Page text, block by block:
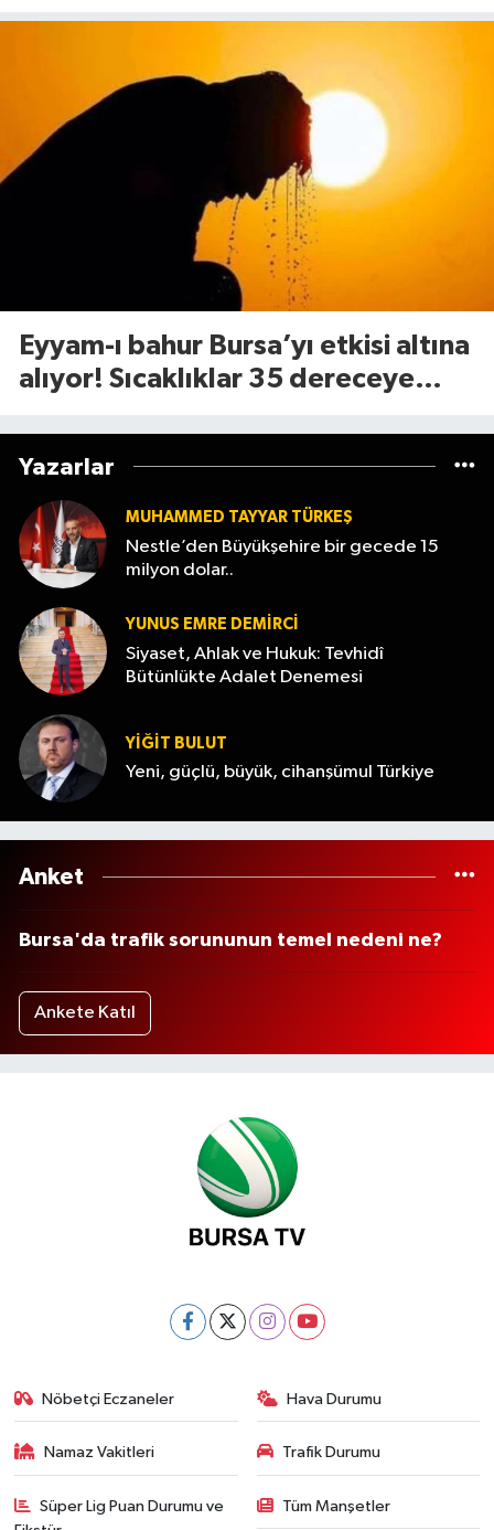
Eyyam-ı bahur Bursa’yı etkisi altına
alıyor! Sıcaklıklar 35 dereceye
Yazarlar
MUHAMMED TAYYAR TÜRKEŞ
Nestle’den Büyükşehire bir gecede 15
milyon dolar..
YUNUS EMRE DEMIRCI
Siyaset, Ahlak ve Hukuk: Tevhidî
Bütünlükte Adalet Denemesi
YİĞİT BULUT
Yeni, güçlü, büyük, cihanşümul Türkiye
Anket
Bursa'da trafik sorununun temel nedeni ne?
Ankete Katıl
Nöbetçi Eczaneler Hava Durumu
Namaz Vakitleri Trafik Durumu
Süper Lig Puan Durumu ve
Tüm Manşetler